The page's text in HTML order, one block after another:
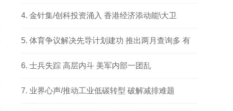
金针集/创科投资涌入 香港经济添动能\大卫
体育争议解决先导计划建功 推出两月查询多 有
成功个案
士兵失踪 高层内斗 美军内部一团乱
业界心声/推动工业低碳转型 破解减排难题